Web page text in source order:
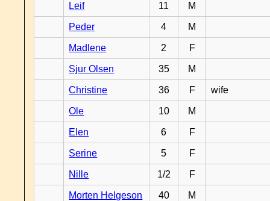
Leif 11 M
Peder 4 M
Madlene 2 F
Sjur Olsen 35 M
Christine 36 F wife
Ole 10 M
Elen 6 F
Serine 5 F
Nille 1/2 F
Morten Helgeson 40 M